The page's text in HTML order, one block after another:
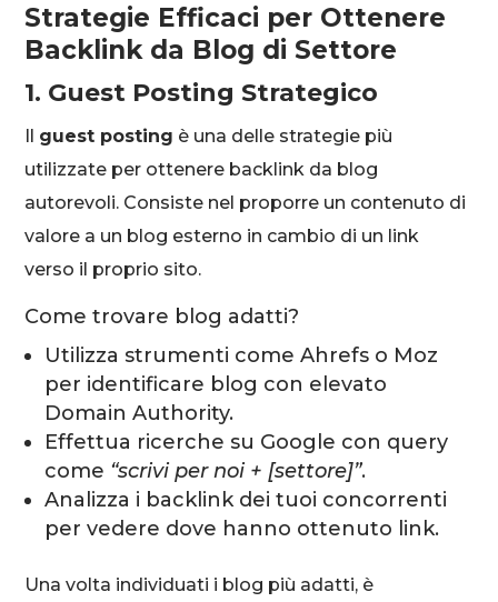
Strategie Efficaci per Ottenere
Backlink da Blog di Settore
1. Guest Posting Strategico
Il guest posting è una delle strategie più
utilizzate per ottenere backlink da blog
autorevoli. Consiste nel proporre un contenuto di
valore a un blog esterno in cambio di un link
verso il proprio sito.
Come trovare blog adatti?
Utilizza strumenti come Ahrefs o Moz
per identificare blog con elevato
Domain Authority.
Effettua ricerche su Google con query
come “scrivi per noi + [settore]”.
Analizza i backlink dei tuoi concorrenti
per vedere dove hanno ottenuto link.
Una volta individuati i blog più adatti, è